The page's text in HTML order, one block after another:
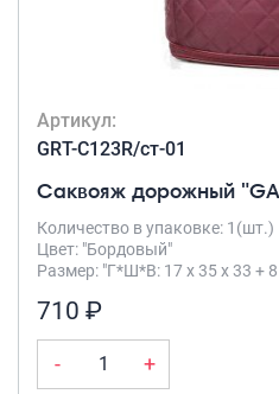
Сумки
Сумки
Сумки-
Артикул:
GRT-C123R/ст-01
Саквояж дорожный
Количество в упаковке: 1(шт.)
Цвет: "Бордовый"
Размер: "Г*Ш*В: 17 х 35 х 33 +
710 ₽
- +